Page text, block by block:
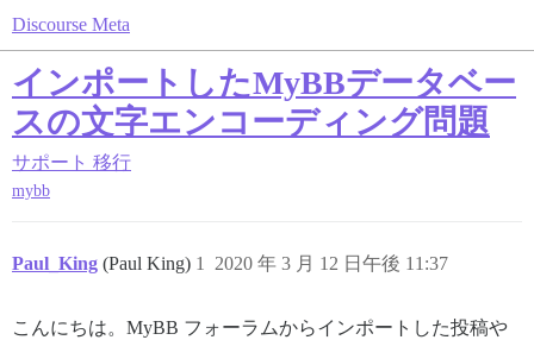
Discourse Meta
インポートしたMyBBデータベー
スの文字エンコーディング問題
サポート 移行
mybb
Paul_King (Paul King) 2020 年 3 月 12 日午後 11:37
1
こんにちは。MyBB フォーラムからインポートした投稿や